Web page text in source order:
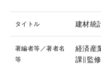
タイトル 建材統
著編者等／著者名
等
経済産
課∥監修